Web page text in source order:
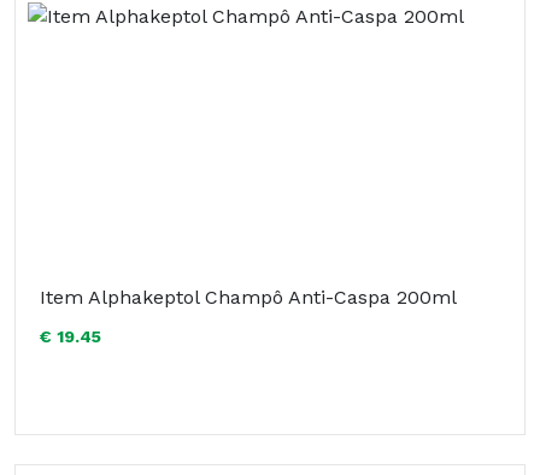
Item Alphakeptol Champô Anti-Caspa 200ml
€ 19.45